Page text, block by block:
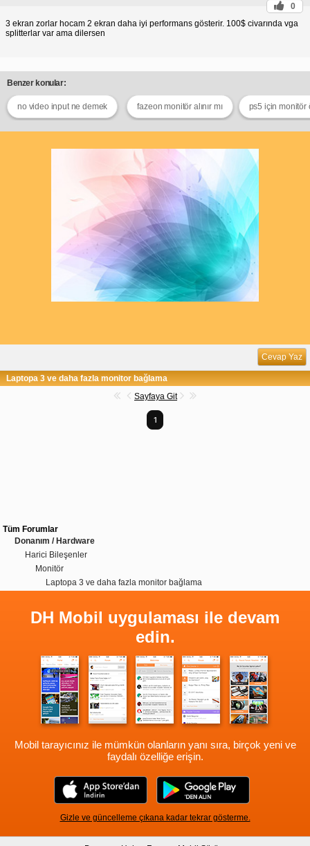
0
3 ekran zorlar hocam 2 ekran daha iyi performans gösterir. 100$ civarında vga
splitterlar var ama dilersen
Benzer konular:
no video input ne demek fazeon monitör alınır mı ps5 için monitör
Cevap Yaz
Laptopa 3 ve daha fazla monitor bağlama
Sayfaya Git
1
Tüm Forumlar
Donanım / Hardware
Harici Bileşenler
Monitör
Laptopa 3 ve daha fazla monitor bağlama
DH Mobil uygulaması ile devam
edin.
Mobil tarayıcınız ile mümkün olanların yanı sıra, birçok yeni ve
faydalı özelliğe erişin.
Gizle ve güncelleme çıkana kadar tekrar gösterme.